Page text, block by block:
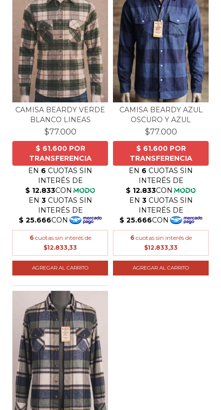
CAMISA BEARDY VERDE
BLANCO LINEAS
$77.000
6 cuotas sin interés de
$12.833,33
AGREGAR AL CARRITO
CAMISA BEARDY AZUL
OSCURO Y AZUL
$77.000
6 cuotas sin interés de
$12.833,33
AGREGAR AL CARRITO